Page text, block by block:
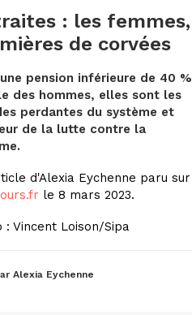
: les femmes,
de corvées
pension inférieure de 40 %
des hommes, elles sont les
perdantes du système et
de la lutte contre la
d'Alexia Eychenne paru sur
le 8 mars 2023.
: Vincent Loison/Sipa
Alexia Eychenne